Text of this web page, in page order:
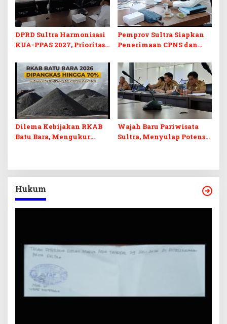
DPRD Sultra Harmonisasi
KUA-PPAS 2027, Prioritas
dan Pelunasan Utang
Infrastruktur
Pemprov Sultra Siapkan
Penerimaan CPNS dan
Desak Formasi Disabilitas
Dilema Kebijakan RKAB
Batu Bara, Mengukur
Wajah Baru Pariwisata
Sultra, Menyulap Potensi
Hukum